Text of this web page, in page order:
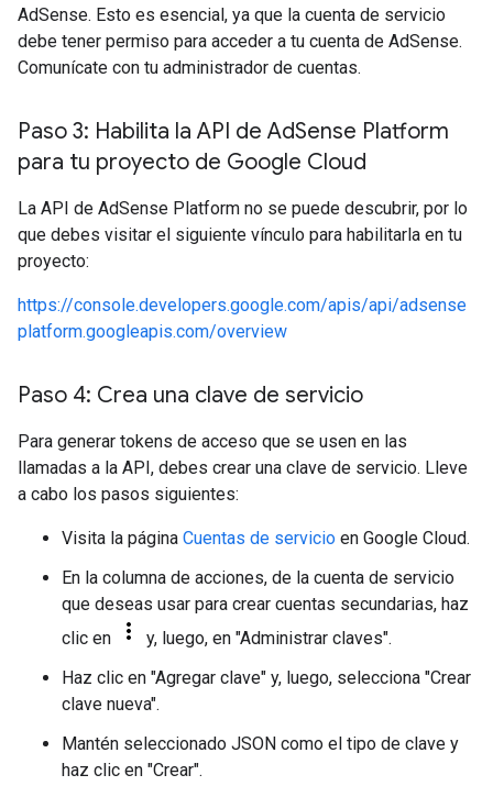
AdSense. Esto es esencial, ya que la cuenta de servicio
debe tener permiso para acceder a tu cuenta de AdSense.
Comunícate con tu administrador de cuentas.
Paso 3: Habilita la API de AdSense Platform
para tu proyecto de Google Cloud
La API de AdSense Platform no se puede descubrir, por lo
que debes visitar el siguiente vínculo para habilitarla en tu
proyecto:
https://console.developers.google.com/apis/api/adsense
platform.googleapis.com/overview
Paso 4: Crea una clave de servicio
Para generar tokens de acceso que se usen en las
llamadas a la API, debes crear una clave de servicio. Lleve
a cabo los pasos siguientes:
Visita la página Cuentas de servicio en Google Cloud.
En la columna de acciones, de la cuenta de servicio
que deseas usar para crear cuentas secundarias, haz
clic en
y, luego, en "Administrar claves".
Haz clic en "Agregar clave" y, luego, selecciona "Crear
clave nueva".
Mantén seleccionado JSON como el tipo de clave y
haz clic en "Crear".